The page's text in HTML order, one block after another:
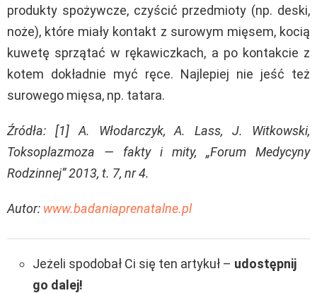
produkty spożywcze, czyścić przedmioty (np. deski,
noże), które miały kontakt z surowym mięsem, kocią
kuwetę sprzątać w rękawiczkach, a po kontakcie z
kotem dokładnie myć ręce. Najlepiej nie jeść też
surowego mięsa, np. tatara.
Źródła: [1] A. Włodarczyk, A. Lass, J. Witkowski,
Toksoplazmoza — fakty i mity, „Forum Medycyny
Rodzinnej” 2013, t. 7, nr 4.
Autor: www.badaniaprenatalne.pl
Jeżeli spodobał Ci się ten artykuł – udostępnij
go dalej!